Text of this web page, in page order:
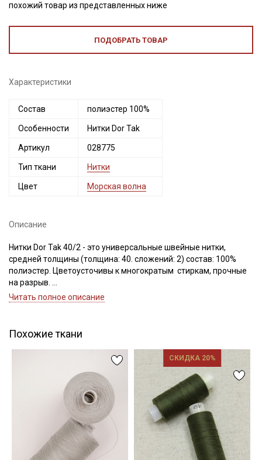
похожий товар из представленных ниже
ПОДОБРАТЬ ТОВАР
Характеристики
Состав полиэстер 100%
Особенности Нитки Dor Tak
Артикул 028775
Тип ткани Нитки
Цвет Морская волна
Описание
Нитки Dor Tak 40/2 - это универсальные швейные нитки,
средней толщины (толщина: 40. сложений: 2) состав: 100%
полиэстер. Цветоусточивы к многократым стиркам, прочные
на разрыв.
Если требуется подбор цвета — наш менеджер подберет для
зависимости от настроек вашего монитора.
Читать полное описание
Похожие ткани
СКИДКА 20%
Секретная рассылка от Купава
Мы публикуем здесь дополнительные
категории тканей
Подписаться
данныхи даюСогласие на обработку персональных
Даю Согласие на получение рекламных и
информационных рассылок